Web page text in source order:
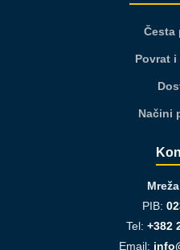
Česta
Povrat i
Načini
PIB:
Tel: +382
Email: